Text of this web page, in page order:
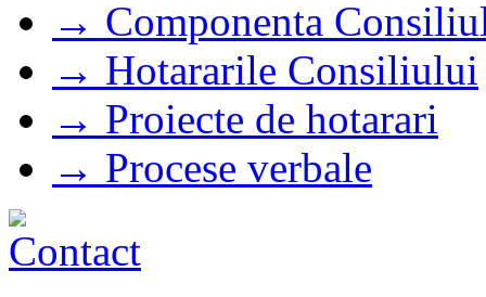
→ Componenta
→ Hotararile Consiliului
→ Proiecte de hotarari
→ Procese verbale